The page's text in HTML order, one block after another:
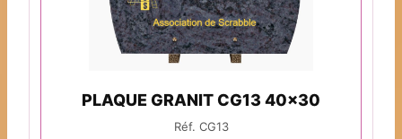
PLAQUE GRANIT CG13 40x30
Réf. CG13